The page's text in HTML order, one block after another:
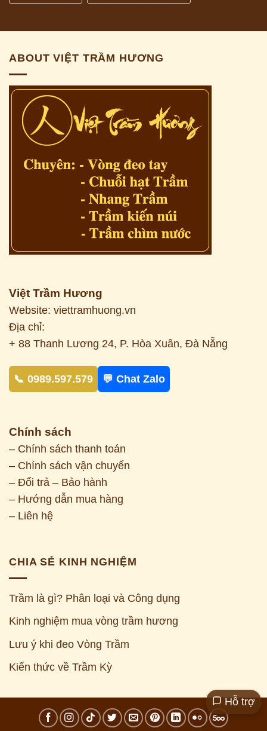
ABOUT VIỆT TRẦM HƯƠNG
Việt Trầm Hương
Website: viettramhuong.vn
Địa chỉ:
+ 88 Thanh Lương 24, P. Hòa Xuân, Đà Nẵng
📞 0989.597.579 💬 Chat Zalo
Chính sách
– Chính sách thanh toán
– Chính sách vận chuyển
– Đổi trả – Bảo hành
– Hướng dẫn mua hàng
– Liên hệ
CHIA SẺ KINH NGHIỆM
Trầm là gì? Phân loại và Công dụng
Kinh nghiệm mua vòng trầm hương
Lưu ý khi đeo Vòng Trầm
Kiến thức về Trầm Kỳ
Hỗ trợ